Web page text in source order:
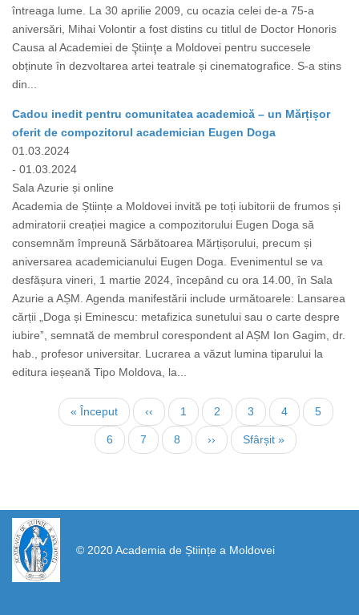
întreaga lume. La 30 aprilie 2009, cu ocazia celei de-a 75-a
aniversări, Mihai Volontir a fost distins cu titlul de Doctor Honoris
Causa al Academiei de Ştiinţe a Moldovei pentru succesele
obținute în dezvoltarea artei teatrale și cinematografice. S-a stins
din...
Cadou inedit pentru comunitatea academică – un Mărțișor
oferit de compozitorul academician Eugen Doga
01.03.2024
- 01.03.2024
Sala Azurie și online
Academia de Științe a Moldovei invită pe toți iubitorii de frumos și
admiratorii creației magice a compozitorului Eugen Doga să
consemnăm împreună Sărbătoarea Mărțișorului, precum și
aniversarea academicianului Eugen Doga. Evenimentul se va
desfășura vineri, 1 martie 2024, începând cu ora 14.00, în Sala
Azurie a AȘM. Agenda manifestării include următoarele: Lansarea
cărții „Doga și Eminescu: metafizica sunetului sau o carte despre
iubire”, semnată de membrul corespondent al AȘM Ion Gagim, dr.
hab., profesor universitar. Lucrarea a văzut lumina tiparului la
editura ieșeană Tipo Moldova, la...
PaginationFirst
page
« Început
Previous
page
‹‹ Page
1
Current
page
2 Page
3 Page
4 Page
5
Page
6 Page
7 Page
8
Next
page
››
Last
page
Sfârșit »
© 2020 Academia de Științe a Moldovei
https://propletenie.ru/